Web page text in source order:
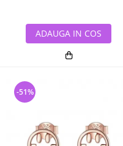
ADAUGA IN COS
-51%